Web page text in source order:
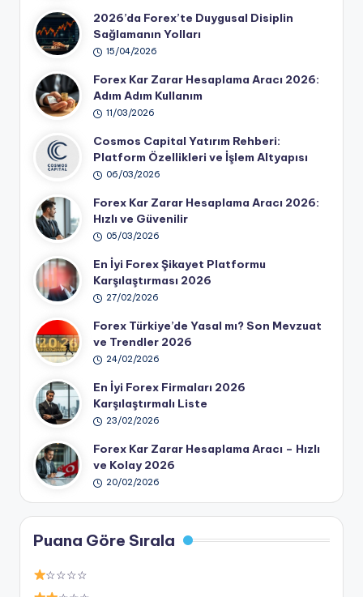
2026’da Forex’te Duygusal Disiplin
Sağlamanın Yolları
15/04/2026
Forex Kar Zarar Hesaplama Aracı 2026:
Adım Adım Kullanım
11/03/2026
Cosmos Capital Yatırım Rehberi:
Platform Özellikleri ve İşlem Altyapısı
06/03/2026
Forex Kar Zarar Hesaplama Aracı 2026:
Hızlı ve Güvenilir
05/03/2026
En İyi Forex Şikayet Platformu
Karşılaştırması 2026
27/02/2026
Forex Türkiye’de Yasal mı? Son Mevzuat
ve Trendler 2026
24/02/2026
En İyi Forex Firmaları 2026
Karşılaştırmalı Liste
23/02/2026
Forex Kar Zarar Hesaplama Aracı – Hızlı
ve Kolay 2026
20/02/2026
Puana Göre Sırala
☆☆☆☆